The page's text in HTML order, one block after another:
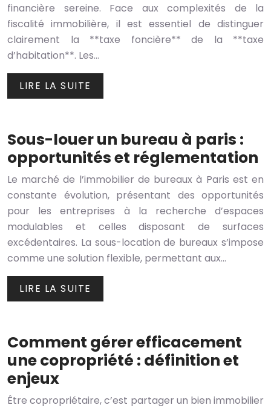
financière sereine. Face aux complexités de la
fiscalité immobilière, il est essentiel de distinguer
clairement la **taxe foncière** de la **taxe
d’habitation**. Les…
LIRE LA SUITE
Sous-louer un bureau à paris :
opportunités et réglementation
Le marché de l’immobilier de bureaux à Paris est en
constante évolution, présentant des opportunités
pour les entreprises à la recherche d’espaces
modulables et celles disposant de surfaces
excédentaires. La sous-location de bureaux s’impose
comme une solution flexible, permettant aux…
LIRE LA SUITE
Comment gérer efficacement
une copropriété : définition et
enjeux
Être copropriétaire, c’est partager un bien immobilier